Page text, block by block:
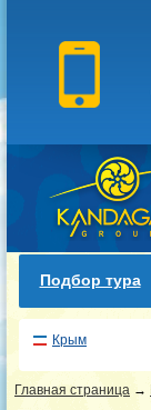
Подбор тура
Крым
Главная страница →